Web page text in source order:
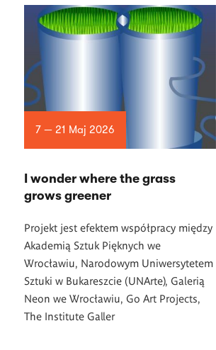
7 — 21 Maj 2026
I wonder where the grass
grows greener
Projekt jest efektem współpracy między
Akademią Sztuk Pięknych we
Wrocławiu, Narodowym Uniwersytetem
Sztuki w Bukareszcie (UNArte), Galerią
Neon we Wrocławiu, Go Art Projects,
The Institute Galler